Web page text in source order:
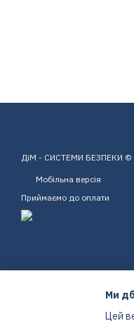
ДіМ - СИСТЕМИ БЕЗПЕКИ ©
Мобільна версія
Приймаємо до оплати
Ми
Цей